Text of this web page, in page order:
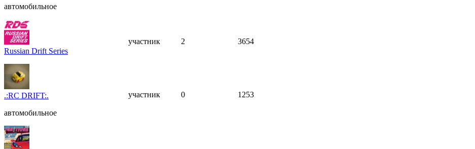
автомобильное
Russian Drift Series
участник 2 3654
.:RC DRIFT:.
автомобильное
участник 0 1253